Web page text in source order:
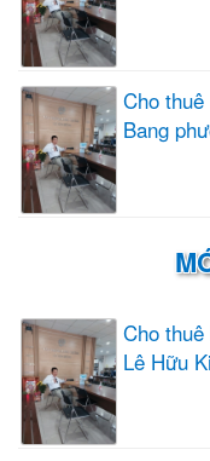
Cho
Bang
Cho
Lê Hữu